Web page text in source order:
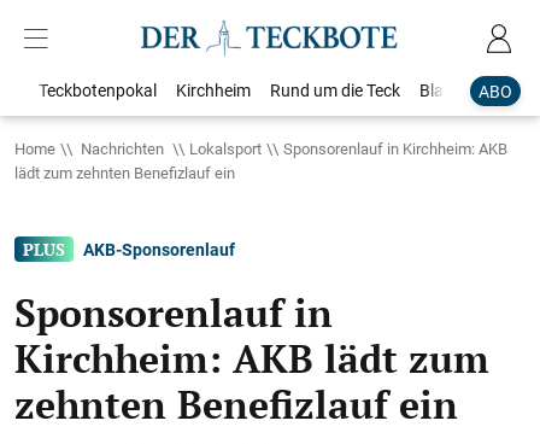
ABO
Teckbotenpokal Kirchheim Rund um die Teck Blaulicht
Home Nachrichten Lokalsport
Sponsorenlauf in Kirchheim: AKB
lädt zum zehnten Benefizlauf ein
AKB-Sponsorenlauf
Sponsorenlauf in
Kirchheim: AKB lädt zum
zehnten Benefizlauf ein